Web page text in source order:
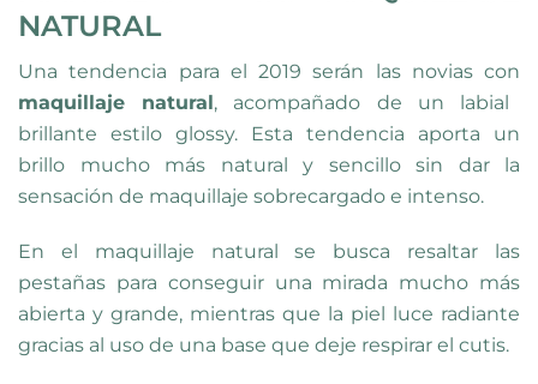
NATURAL
Una tendencia para el 2019 serán las novias con
maquillaje natural, acompañado de un labial
brillante estilo glossy. Esta tendencia aporta un
brillo mucho más natural y sencillo sin dar la
sensación de maquillaje sobrecargado e intenso.
En el maquillaje natural se busca resaltar las
pestañas para conseguir una mirada mucho más
abierta y grande, mientras que la piel luce radiante
gracias al uso de una base que deje respirar el cutis.